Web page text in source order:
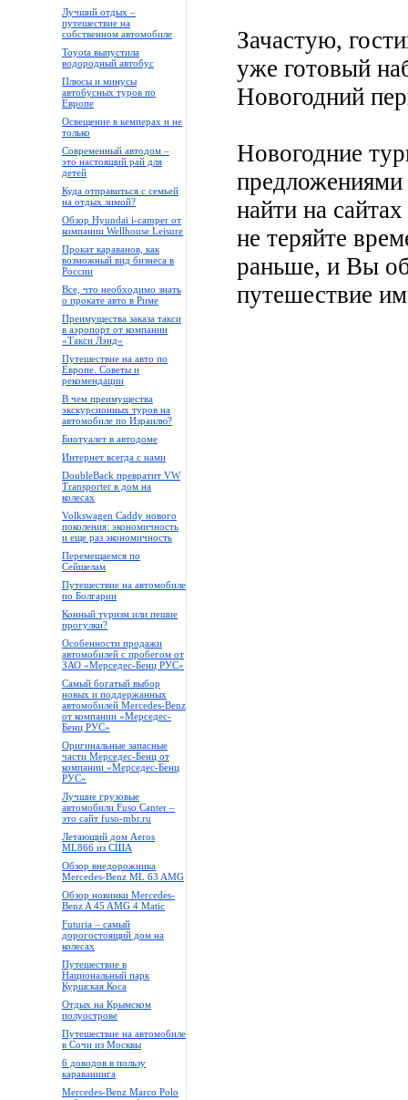
Лучший отдых –
путешествие на
собственном автомобиле
Toyota выпустила
водородный автобус
Плюсы и минусы
автобусных туров по
Европе
Освещение в кемперах и не
только
Современный автодом –
это настоящий рай для
детей
Куда отправиться с семьей
на отдых зимой?
Обзор Hyundai i-camper от
компании Wellhouse Leisure
Прокат караванов, как
возможный вид бизнеса в
России
Все, что необходимо знать
о прокате авто в Риме
Преимущества заказа такси
в аэропорт от компании
«Такси Лэнд»
Путешествие на авто по
Европе. Советы и
рекомендации
В чем преимущества
экскурсионных туров на
автомобиле по Израилю?
Биотуалет в автодоме
Интернет всегда с нами
DoubleBack превратит VW
Transporter в дом на
колесах
Volkswagen Caddy нового
поколения: экономичность
и еще раз экономичность
Перемещаемся по
Сейшелам
Путешествие на автомобиле
по Болгарии
Конный туризм или пешие
прогулки?
Особенности продажи
автомобилей с пробегом от
ЗАО «Мерседес-Бенц РУС»
Самый богатый выбор
новых и поддержанных
автомобилей Mercedes-Benz
от компании «Мерседес-
Бенц РУС»
Оригинальные запасные
части Мерседес-Бенц от
компании «Мерседес-Бенц
РУС»
Лучшие грузовые
автомобили Fuso Canter –
это сайт fuso-mbr.ru
Летающий дом Aeros
ML866 из США
Обзор внедорожника
Mercedes-Benz ML 63 AMG
Обзор новинки Mercedes-
Benz A 45 AMG 4 Matic
Futuria – самый
дорогостоящий дом на
колесах
Путешествие в
Национальный парк
Куршская Коса
Отдых на Крымском
полуострове
Путешествие на автомобиле
в Сочи из Москвы
6 доводов в пользу
караванинга
Mercedes-Benz Marco Polo
Зачастую,
уже готовый
Новогодний
Новогодние
найти на
не теряйте
раньше, и Вы
путешествие